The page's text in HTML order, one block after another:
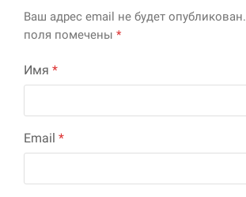
Ваш адрес email не будет опубликован.
поля помечены *
Имя *
Email *